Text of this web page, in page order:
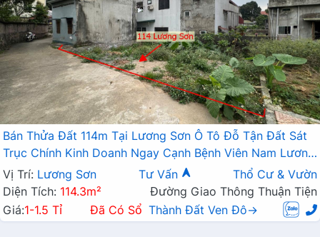
Bán Thửa Đất 114m Tại Lương Sơn Ô Tô Đỗ Tận Đất Sát
Trục Chính Kinh Doanh Ngay Cạnh Bệnh Viên Nam Lương
Sơn
Vị Trí: Lương Sơn Tư Vấn
Thổ Cư & Vườn
Diện Tích: 114.3m²
Đường Giao Thông Thuận Tiện
Giá:1-1.5 Tỉ Đã Có Sổ Thành Đất Ven Đô→